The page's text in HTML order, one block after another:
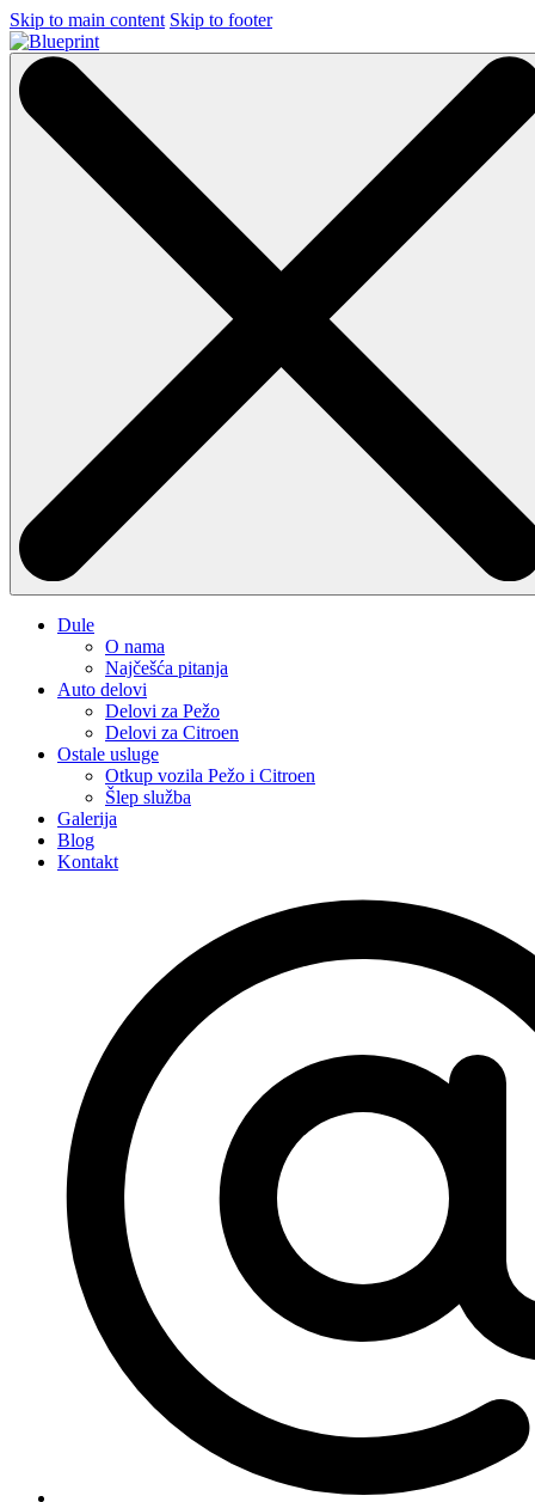
Skip to main content Skip to footer
Dule
O nama
Najčešća pitanja
Auto delovi
Delovi za Pežo
Delovi za Citroen
Ostale usluge
Otkup vozila Pežo i Citroen
Šlep služba
Galerija
Blog
Kontakt